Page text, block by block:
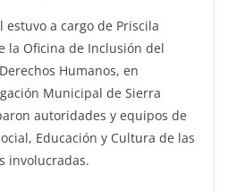
a cargo de Priscila
la Oficina de Inclusión del
Humanos, en
Municipal de Sierra
autoridades y equipos de
Educación y Cultura de las
involucradas.